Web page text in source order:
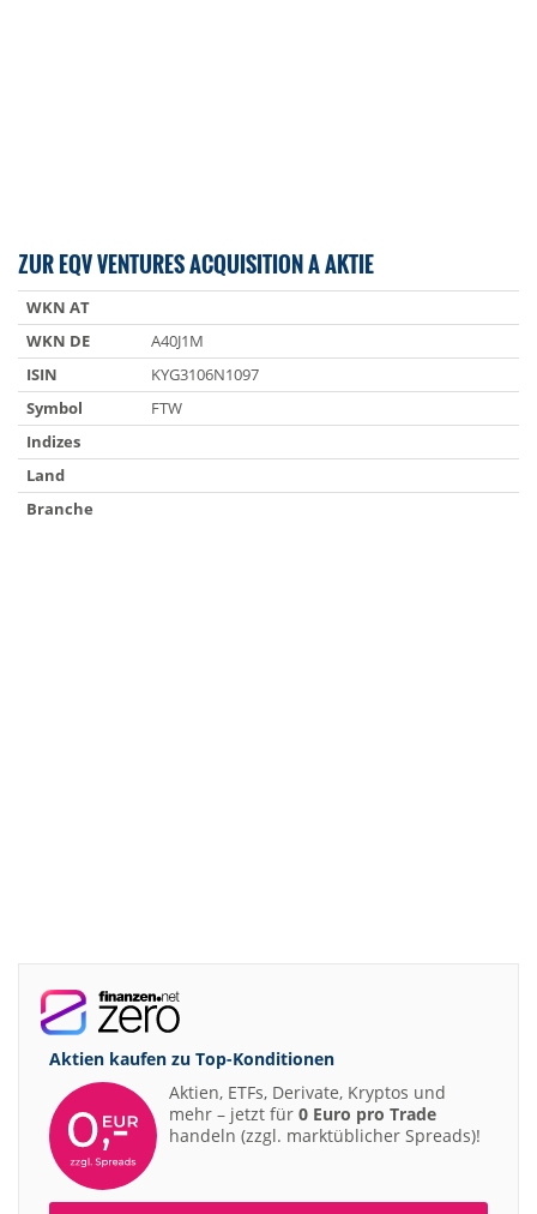
ZUR EQV VENTURES ACQUISITION A AKTIE
WKN AT
WKN DE
A40J1M
ISIN
KYG3106N1097
Symbol
FTW
Indizes
Land
Branche
Aktien kaufen zu Top-Konditionen
Aktien, ETFs, Derivate, Kryptos und
mehr – jetzt für 0 Euro pro Trade
handeln (zzgl. marktüblicher Spreads)!